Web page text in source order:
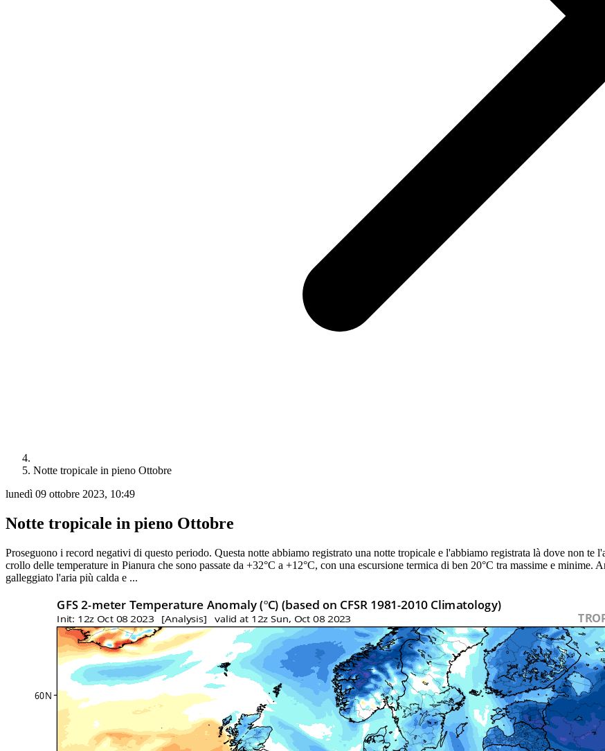
Notte tropicale in pieno Ottobre
lunedì 09 ottobre 2023, 10:49
Notte tropicale in pieno Ottobre
Proseguono i record negativi di questo periodo. Questa notte abbiamo registrato una notte tropicale e l'abbiamo registrata là dove non
crollo delle temperature in Pianura che sono passate da +32°C a +12°C, con una escursione termica di ben 20°C tra massime e minime.
galleggiato l'aria più calda e ...